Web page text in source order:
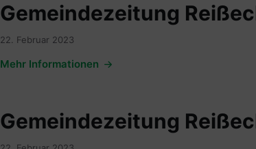
Gemeindezeitung
22. Februar 2023
Mehr Informationen
Gemeindezeitung